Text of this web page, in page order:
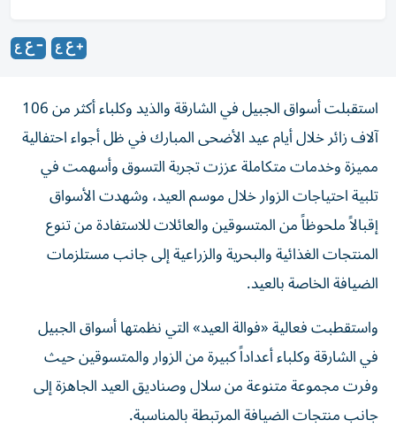
استقبلت أسواق الجبيل في الشارقة والذيد وكلباء أكثر من 106
آلاف زائر خلال أيام عيد الأضحى المبارك في ظل أجواء احتفالية
مميزة وخدمات متكاملة عززت تجربة التسوق وأسهمت في
تلبية احتياجات الزوار خلال موسم العيد، وشهدت الأسواق
إقبالاً ملحوظاً من المتسوقين والعائلات للاستفادة من تنوع
المنتجات الغذائية والبحرية والزراعية إلى جانب مستلزمات
الضيافة الخاصة بالعيد.
واستقطبت فعالية «فوالة العيد» التي نظمتها أسواق الجبيل
في الشارقة وكلباء أعداداً كبيرة من الزوار والمتسوقين حيث
وفرت مجموعة متنوعة من سلال وصناديق العيد الجاهزة إلى
جانب منتجات الضيافة المرتبطة بالمناسبة.